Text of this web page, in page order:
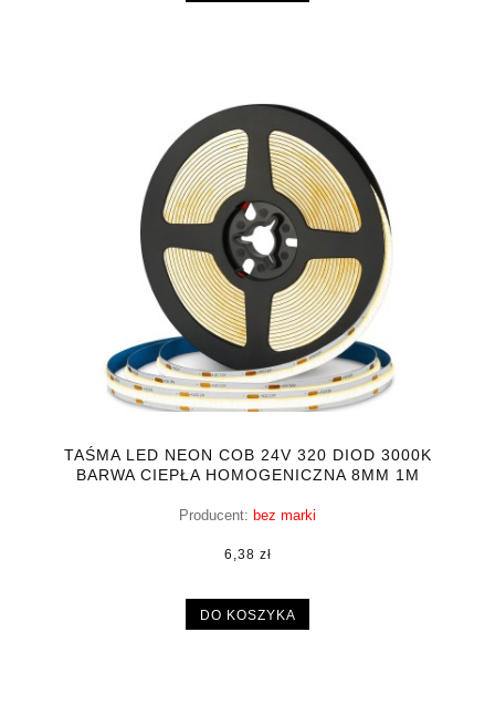
TAŚMA LED NEON COB 24V 320 DIOD 3000K
BARWA CIEPŁA HOMOGENICZNA 8MM 1M
Producent: bez marki
6,38 zł
DO KOSZYKA